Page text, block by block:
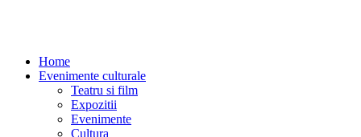
Home
Evenimente culturale
Teatru si film
Expozitii
Evenimente
Cultura